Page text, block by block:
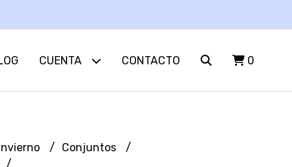
CUENTA CONTACTO 0
Conjuntos